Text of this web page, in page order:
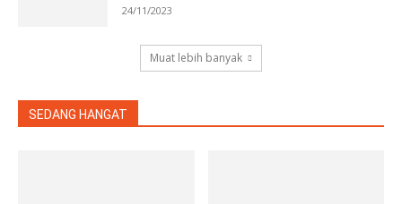
24/11/2023
Muat lebih banyak
SEDANG HANGAT